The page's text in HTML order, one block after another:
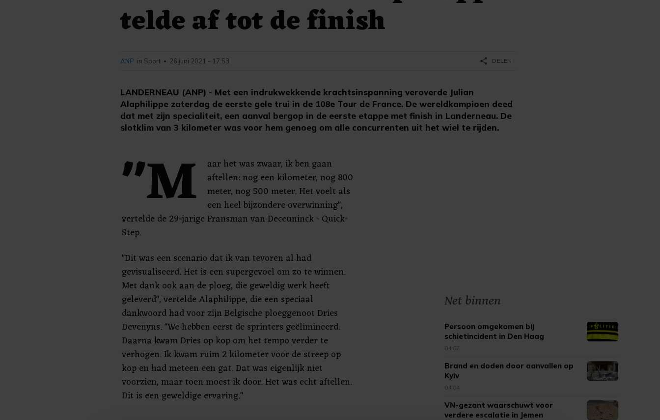
telde af tot de finish
LANDERNEAU (ANP) - Met een indrukwekkende krachtsinspanning veroverde Julian
Alaphilippe zaterdag de eerste gele trui in de 108e Tour de France. De wereldkampioen deed
dat met zijn specialiteit, een aanval bergop in de eerste etappe met finish in Landerneau. De
slotklim van 3 kilometer was voor hem genoeg om alle concurrenten uit het wiel te rijden.
ANP in Sport • 26 juni 2021 - 17:53 share DELEN
"M
aar het was zwaar, ik ben gaan
aftellen: nog een kilometer, nog 800
meter, nog 500 meter. Het voelt als
een heel bijzondere overwinning",
vertelde de 29-jarige Fransman van Deceuninck - Quick-
Step.
"Dit was een scenario dat ik van tevoren al had
gevisualiseerd. Het is een supergevoel om zo te winnen.
Met dank ook aan de ploeg, die geweldig werk heeft
geleverd", vertelde Alaphilippe, die een speciaal
dankwoord had voor zijn Belgische ploeggenoot Dries
Devenyns. "We hebben eerst de sprinters geëlimineerd.
Daarna kwam Dries op kop om het tempo verder te
verhogen. Ik kwam ruim 2 kilometer voor de streep op
kop en had meteen een gat. Dat was eigenlijk niet
voorzien, maar toen moest ik door. Het was echt aftellen.
Dit is een geweldige ervaring."
Net binnen
Persoon omgekomen bij
schietincident in Den Haag
04:07
Brand en doden door aanvallen op
Kyiv
04:04
VN-gezant waarschuwt voor
verdere escalatie in Jemen